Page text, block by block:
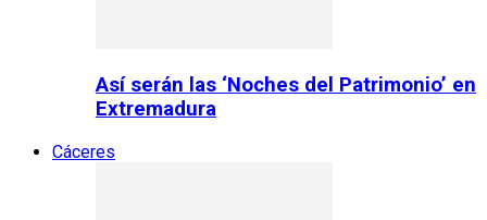
Así serán las ‘Noches del Patrimonio’ en
Extremadura
Cáceres